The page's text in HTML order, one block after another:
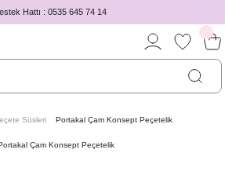
Hattı : 0535 645 74 14
Süsleri Portakal Çam Konsept Peçetelik